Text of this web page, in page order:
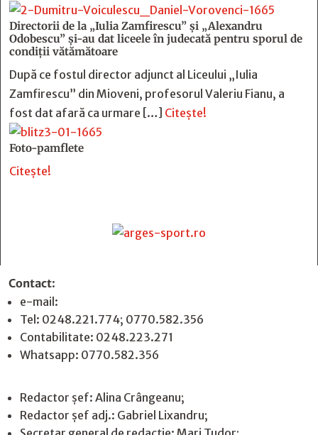
Directorii de la „Iulia Zamfirescu” și „Alexandru
Odobescu” și-au dat liceele în judecată pentru sporul de
condiții vătămătoare
După ce fostul director adjunct al Liceului „Iulia
Zamfirescu” din Mioveni, profesorul Valeriu Fianu, a
fost dat afară ca urmare […] Citește!
Foto-pamflete
Citește!
Contact:
e-mail:
Tel: 0248.221.774; 0770.582.356
Contabilitate: 0248.223.271
Whatsapp: 0770.582.356
Redactor șef: Alina Crângeanu;
Redactor șef adj.: Gabriel Lixandru;